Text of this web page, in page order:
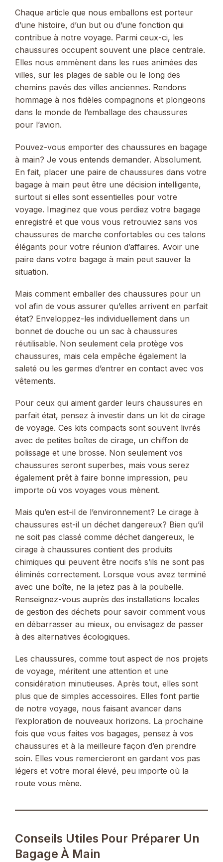
Chaque article que nous emballons est porteur
d’une histoire, d’un but ou d’une fonction qui
contribue à notre voyage. Parmi ceux-ci, les
chaussures occupent souvent une place centrale.
Elles nous emmènent dans les rues animées des
villes, sur les plages de sable ou le long des
chemins pavés des villes anciennes. Rendons
hommage à nos fidèles compagnons et plongeons
dans le monde de l’emballage des chaussures
pour l’avion.
Pouvez-vous emporter des chaussures en bagage
à main? Je vous entends demander. Absolument.
En fait, placer une paire de chaussures dans votre
bagage à main peut être une décision intelligente,
surtout si elles sont essentielles pour votre
voyage. Imaginez que vous perdiez votre bagage
enregistré et que vous vous retrouviez sans vos
chaussures de marche confortables ou ces talons
élégants pour votre réunion d’affaires. Avoir une
paire dans votre bagage à main peut sauver la
situation.
Mais comment emballer des chaussures pour un
vol afin de vous assurer qu’elles arrivent en parfait
état? Enveloppez-les individuellement dans un
bonnet de douche ou un sac à chaussures
réutilisable. Non seulement cela protège vos
chaussures, mais cela empêche également la
saleté ou les germes d’entrer en contact avec vos
vêtements.
Pour ceux qui aiment garder leurs chaussures en
parfait état, pensez à investir dans un kit de cirage
de voyage. Ces kits compacts sont souvent livrés
avec de petites boîtes de cirage, un chiffon de
polissage et une brosse. Non seulement vos
chaussures seront superbes, mais vous serez
également prêt à faire bonne impression, peu
importe où vos voyages vous mènent.
Mais qu’en est-il de l’environnement? Le cirage à
chaussures est-il un déchet dangereux? Bien qu’il
ne soit pas classé comme déchet dangereux, le
cirage à chaussures contient des produits
chimiques qui peuvent être nocifs s’ils ne sont pas
éliminés correctement. Lorsque vous avez terminé
avec une boîte, ne la jetez pas à la poubelle.
Renseignez-vous auprès des installations locales
de gestion des déchets pour savoir comment vous
en débarrasser au mieux, ou envisagez de passer
à des alternatives écologiques.
Les chaussures, comme tout aspect de nos projets
de voyage, méritent une attention et une
considération minutieuses. Après tout, elles sont
plus que de simples accessoires. Elles font partie
de notre voyage, nous faisant avancer dans
l’exploration de nouveaux horizons. La prochaine
fois que vous faites vos bagages, pensez à vos
chaussures et à la meilleure façon d’en prendre
soin. Elles vous remercieront en gardant vos pas
légers et votre moral élevé, peu importe où la
route vous mène.
Conseils Utiles Pour Préparer Un
Bagage À Main